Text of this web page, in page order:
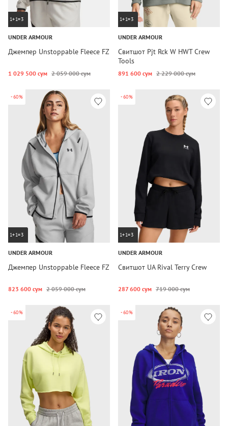
1+1=3
UNDER ARMOUR
Джемпер Unstoppable Fleece FZ
1 029 500 сум 2 059 000 сум
1+1=3
UNDER ARMOUR
Свитшот Pjt Rck W HWT Crew
Tools
891 600 сум 2 229 000 сум
-60%
1+1=3
UNDER ARMOUR
Джемпер Unstoppable Fleece FZ
823 600 сум 2 059 000 сум
-60%
1+1=3
UNDER ARMOUR
Свитшот UA Rival Terry Crew
287 600 сум 719 000 сум
-60% -60%